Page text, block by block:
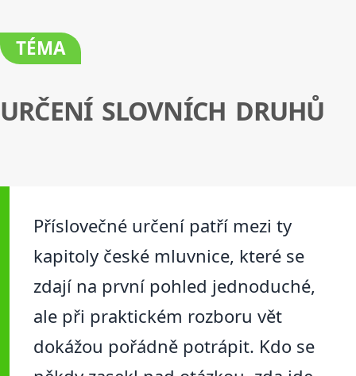
TÉMA
URČENÍ SLOVNÍCH DRUHŮ
Příslovečné určení patří mezi ty
kapitoly české mluvnice, které se
zdají na první pohled jednoduché,
ale při praktickém rozboru vět
dokážou pořádně potrápit. Kdo se